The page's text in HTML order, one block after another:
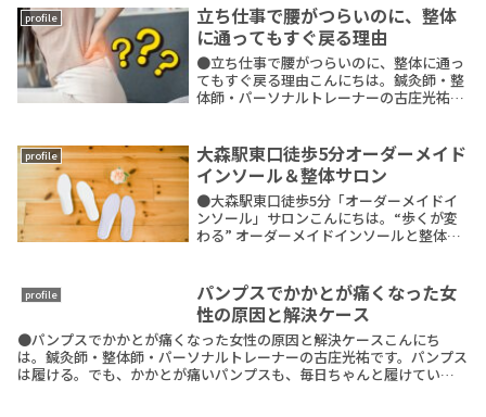
profile
立ち仕事で腰がつらいのに、整体
に通ってもすぐ戻る理由
●立ち仕事で腰がつらいのに、整体に通っ
てもすぐ戻る理由こんにちは。鍼灸師・整
体師・パーソナルトレーナーの古庄光祐で
立つのがつらい・整体に行くとラクだけ
ど、数日で戻るReadMore
profile
大森駅東口徒歩5分オーダーメイド
インソール＆整体サロン
●大森駅東口徒歩5分「オーダーメイドイ
ンソール」サロンこんにちは。“歩くが変
わる” オーダーメイドインソールと整体の
JR大森駅東口から徒歩5分／北口から徒歩
ReadMore
profile
パンプスでかかとが痛くなった女
性の原因と解決ケース
●パンプスでかかとが痛くなった女性の原因と解決ケースこんにち
は。鍼灸師・整体師・パーソナルトレーナーの古庄光祐です。パンプス
は履ける。でも、かかとが痛いパンプスも、毎日ちゃんと履けてい